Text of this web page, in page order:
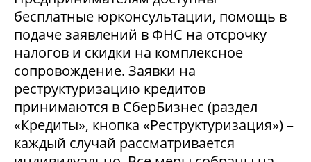
бесплатные юрконсультации, помощь в
подаче заявлений в ФНС на отсрочку
налогов и скидки на комплексное
сопровождение. Заявки на
реструктуризацию кредитов
принимаются в СберБизнес (раздел
«Кредиты», кнопка «Реструктуризация») –
каждый случай рассматривается